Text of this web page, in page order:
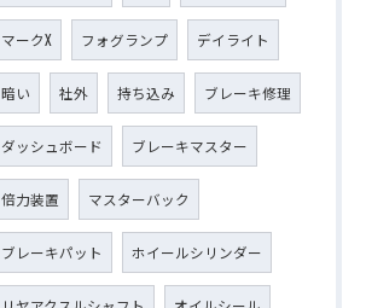
マークX フォグランプ デイライト
暗い 社外 持ち込み ブレーキ修理
ダッシュボード ブレーキマスター
倍力装置 マスターバック
ブレーキパット ホイールシリンダー